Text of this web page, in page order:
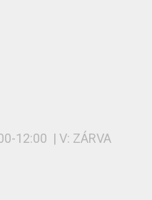
12:00 | V: ZÁRVA